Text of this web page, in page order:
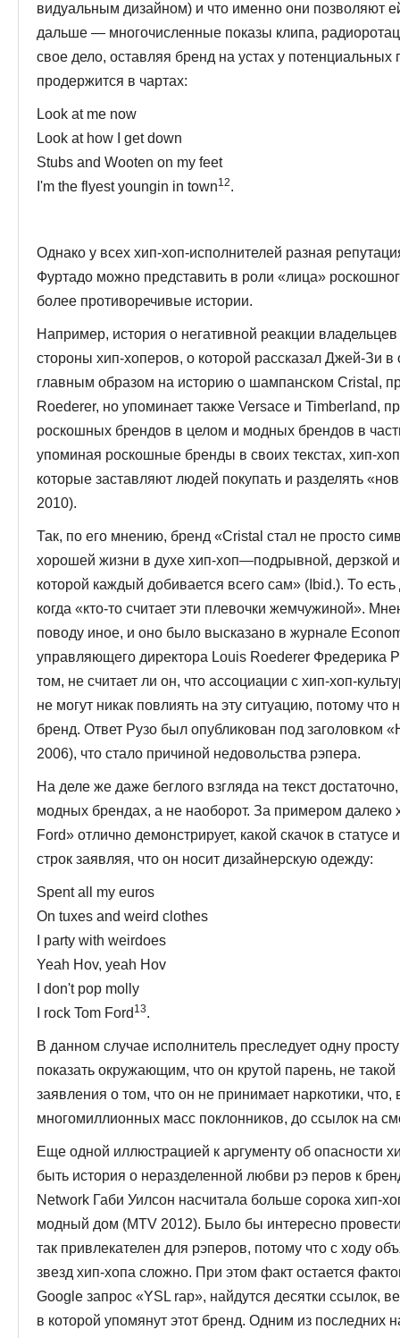
видуальным дизайном) и что именно они позволяют
дальше — многочисленные показы клипа,
свое дело, оставляя бренд на устах у потенциальных
про­держится в чартах:
Look at me now
Look at how I get down
Stubs and Wooten on my feet
I'm the flyest youngin in town12.
Однако у всех хип-хоп-исполнителей разная
Фуртадо можно представить в роли «лица»
более противоречивые истории.
Например, история о негативной реакции
стороны хип-хоперов, о которой рассказал Джей-Зи
главным образом на исто­рию о шампанском Cristal,
Roederer, но упоминает также Versace и Timberland,
роскошных брендов в целом и модных брендов в
упоминая роскошные бренды в своих текстах, хип-
которые заставляют лю­дей покупать и разделять
2010).
Так, по его мнению, бренд «Cristal стал не просто
хорошей жизни в духе хип-хоп—подрывной, дерзкой
которой каждый добивается всего сам» (Ibid.). То
когда «кто-то считает эти плевочки жемчужиной».
поводу иное, и оно было высказано в журнале
управляющего директора Louis Roederer Фредерика
том, не считает ли он, что ассоциации с хип-хоп-
не могут никак повлиять на эту ситуацию, потому что
бренд. Ответ Рузо был опубликован под заголовком
2006), что стало причиной недовольства рэпера.
На деле же даже беглого взгляда на текст
модных брендах, а не наоборот. За примером далеко
Ford» отлично демонстри­рует, какой скачок в
строк заявляя, что он носит дизайнерскую одежду:
Spent all my euros
On tuxes and weird clothes
I party with weirdoes
Yeah Hov, yeah Hov
I don't pop molly
I rock Tom Ford 13.
В данном случае исполнитель преследует одну
показать окружающим, что он крутой па­рень, не
заявления о том, что он не принимает наркотики,
многомиллионных масс поклонников, до ссылок на
Еще одной иллюстрацией к аргументу об опасности
быть история о неразделенной любви рэ перов к
Network Габи Уилсон насчитала больше сорока хип-
модный дом (MTV 2012). Было бы интересно
так привлекателен для рэперов, потому что с ходу
звезд хип-хопа сложно. При этом факт остается
Google запрос «YSL rap», найдутся десятки ссылок,
в которой упомянут этот бренд. Одним из